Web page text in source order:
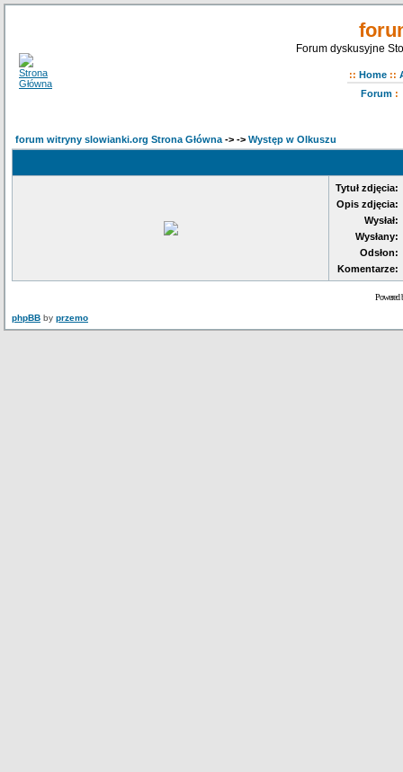
Forum dyskusyjne
:: Home ::
Forum:
forum witryny slowianki.org Strona Główna -> -> Występ w Olkuszu
Tytuł zdjęcia:
Opis zdjęcia:
Wysłał:
Wysłany:
Odsłon:
Komentarze:
phpBB by przemo